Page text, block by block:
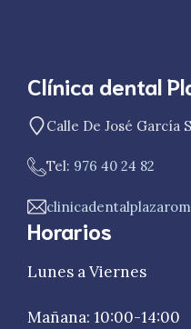
Clínica dental
Calle De José García
Tel: 976 40 24 82
Horarios
Lunes a Viernes
Mañana: 10:00-14:00